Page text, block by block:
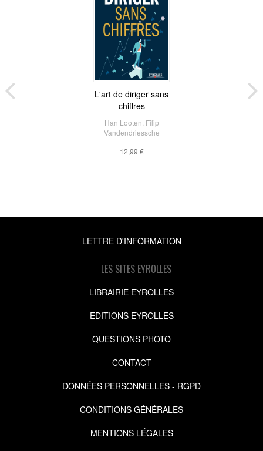
L'art de diriger sans
chiffres
Han Looten Filip
Vandendriessche
12,99 €
LETTRE D'INFORMATION
LES SITES EYROLLES
LIBRAIRIE EYROLLES
EDITIONS EYROLLES
QUESTIONS PHOTO
CONTACT
DONNÉES PERSONNELLES - RGPD
CONDITIONS GÉNÉRALES
MENTIONS LÉGALES